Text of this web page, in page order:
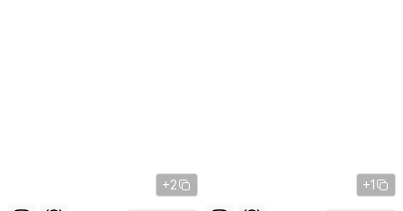
+2 +1